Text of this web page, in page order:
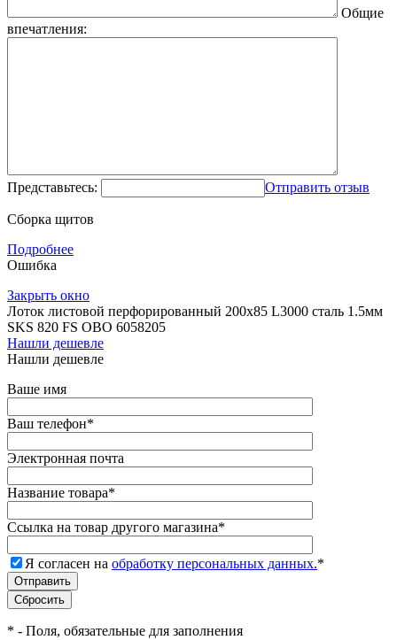
Общие
впечатления:
Представьтесь: Отправить отзыв
Сборка щитов
Подробнее
Ошибка
Закрыть окно
Лоток листовой перфорированный 200х85 L3000 сталь 1.5мм
SKS 820 FS OBO 6058205
Нашли дешевле
Нашли дешевле
Ваше имя
Ваш телефон*
Электронная почта
Название товара*
Ссылка на товар другого магазина*
Я согласен на обработку персональных данных.*
* - Поля, обязательные для заполнения